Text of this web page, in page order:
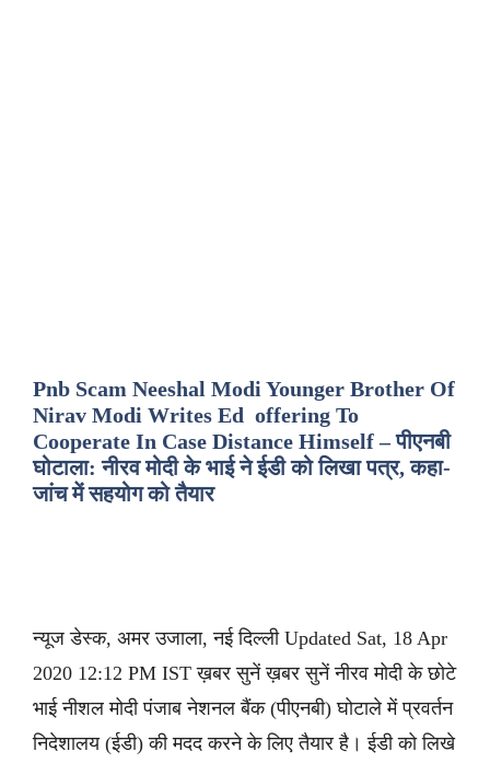
Pnb Scam Neeshal Modi Younger Brother Of
Nirav Modi Writes Ed offering To
Cooperate In Case Distance Himself – पीएनबी
घोटाला: नीरव मोदी के भाई ने ईडी को लिखा पत्र, कहा-
जांच में सहयोग को तैयार
न्यूज डेस्क, अमर उजाला, नई दिल्ली Updated Sat, 18 Apr
2020 12:12 PM IST ख़बर सुनें ख़बर सुनें नीरव मोदी के छोटे
भाई नीशल मोदी पंजाब नेशनल बैंक (पीएनबी) घोटाले में प्रवर्तन
निदेशालय (ईडी) की मदद करने के लिए तैयार है। ईडी को लिखे